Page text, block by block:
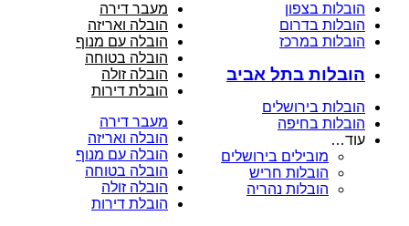
הובלות בצפון
הובלות בדרום
הובלות במרכז
הובלות בתל אביב
הובלות בירושלים
הובלות בחיפה
עוד…
מובילים בירושלים
הובלות חריש
הובלות נהריה
מעבר דירה
הובלה ואריזה
הובלה עם מנוף
הובלה בטוחה
הובלה זולה
הובלת דירות
מעבר דירה
הובלה ואריזה
הובלה עם מנוף
הובלה בטוחה
הובלה זולה
הובלת דירות